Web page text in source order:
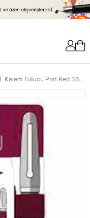
Leuchttrum 1917 Pen Loop XL Kalem Tutucu Port Red 366145